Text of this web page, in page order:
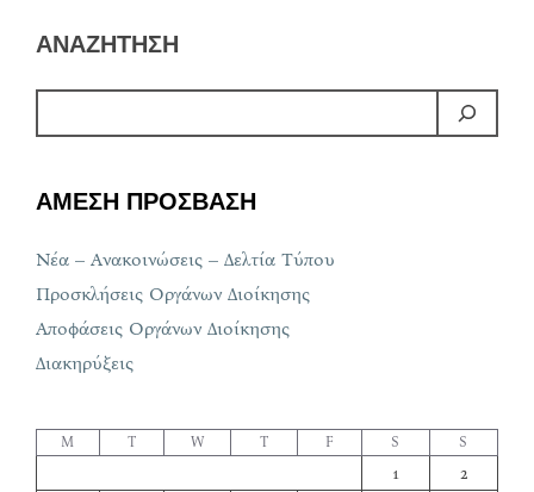
ΑΝΑΖΗΤΗΣΗ
ΑΜΕΣΗ ΠΡΟΣΒΑΣΗ
Νέα – Ανακοινώσεις – Δελτία Τύπου
Προσκλήσεις Οργάνων Διοίκησης
Αποφάσεις Οργάνων Διοίκησης
Διακηρύξεις
M T W T F S S
1
2